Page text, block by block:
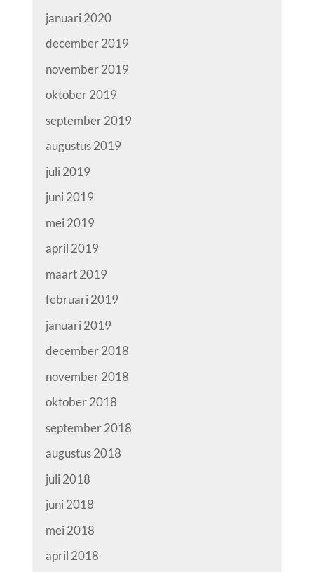
januari 2020
december 2019
november 2019
oktober 2019
september 2019
augustus 2019
juli 2019
juni 2019
mei 2019
april 2019
maart 2019
februari 2019
januari 2019
december 2018
november 2018
oktober 2018
september 2018
augustus 2018
juli 2018
juni 2018
mei 2018
april 2018